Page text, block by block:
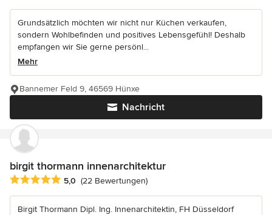
Grundsätzlich möchten wir nicht nur Küchen verkaufen,
sondern Wohlbefinden und positives Lebensgefühl! Deshalb
empfangen wir Sie gerne persönl...
Mehr
Nachricht
Bannemer Feld 9, 46569 Hünxe
birgit thormann innenarchitektur
Durchschnittliche Bewertung: 5 von 5 Sternen
5,0 (22 Bewertungen)
Birgit Thormann Dipl. Ing. Innenarchitektin, FH Düsseldorf